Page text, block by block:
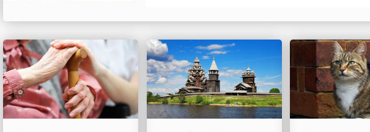
состоянии, в котором находятся больные. Так...